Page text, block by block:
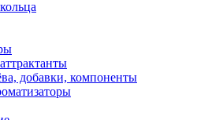
добавки, компоненты